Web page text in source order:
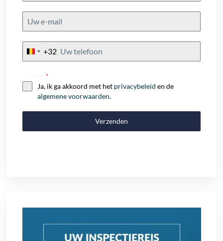
Belgium
+32
Consent*
Ja, ik ga akkoord met het privacybeleid en de
algemene voorwaarden.
Verzenden